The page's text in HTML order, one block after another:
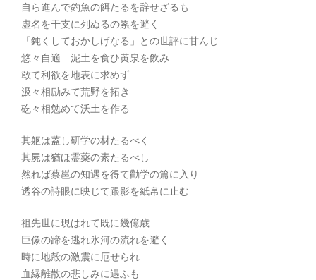
自ら進んで釣魚の餌たるを辞せざるも
虚名を干支に列ぬるの累を避く
「鈍くしておかしげなる」との世評に甘んじ
悠々自適 泥土を食ひ黄泉を飲み
敢て利欲を地表に求めず
汲々相励みて荒野を拓き
矻々相勉めて沃土を作る
其躯は蓋し研学の材たるべく
其屍は猶ほ霊薬の素たるべし
然れば蔡邕の知遇を得て勸学の篇に入り
透谷の詩眼に映じて跟影を紙帛に止む
祖先世に現はれて既に幾億歳
巨像の蹄を逃れ氷河の流れを避く
時に地殻の激震に厄せられ
血縁離散の悲しみに遇ふも